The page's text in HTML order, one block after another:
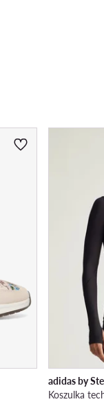
adidas by
Koszulka